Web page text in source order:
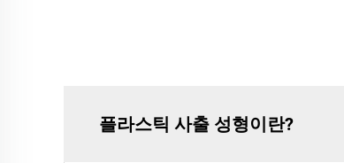
플라스틱 사출 성형이란?